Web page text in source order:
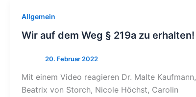
Allgemein
Wir auf dem Weg § 219a zu erhalten!
Mit einem Video reagieren Dr. Malte Kaufmann,
Beatrix von Storch, Nicole Höchst, Carolin